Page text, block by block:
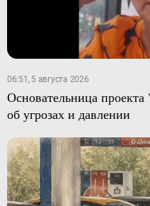
06:51, 5 августа 2026
Основательница проекта
об угрозах и давлении